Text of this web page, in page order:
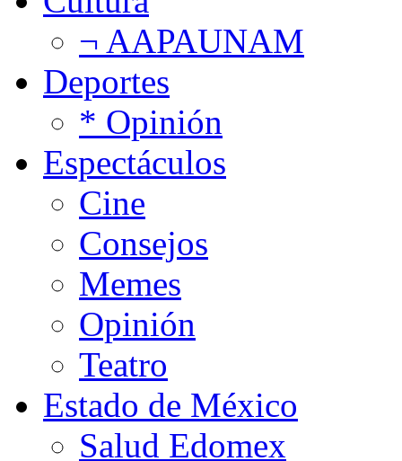
¬ AAPAUNAM
Deportes
* Opinión
Espectáculos
Cine
Consejos
Memes
Opinión
Teatro
Estado de México
Salud Edomex